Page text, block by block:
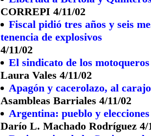
CORREPI 4/11/02
Fiscal pidió tres años y seis
tenencia de explosivos
4/11/02
El sindicato de los motoqueros
Laura Vales 4/11/02
Apagón y cacerolazo, al
Asambleas Barriales 4/11/02
Argentina: pueblo y elecciones
Darío L. Machado Rodríguez 4/